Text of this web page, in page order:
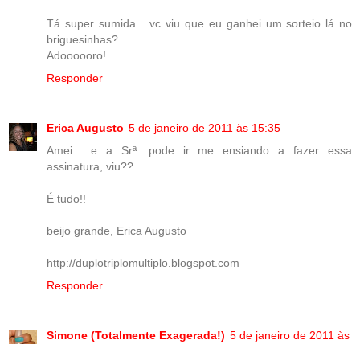
Tá super sumida... vc viu que eu ganhei um sorteio lá no
briguesinhas?
Adoooooro!
Responder
Erica Augusto 5 de janeiro de 2011 às 15:35
Amei... e a Srª. pode ir me ensiando a fazer essa
assinatura, viu??
É tudo!!
beijo grande, Erica Augusto
http://duplotriplomultiplo.blogspot.com
Responder
Simone (Totalmente Exagerada!) 5 de janeiro de 2011 às